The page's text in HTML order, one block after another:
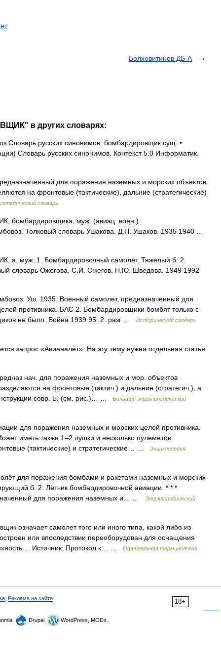
Болховитинов ДБ-А
в других словарях:
Словарь русских синонимов. бомбардировщик сущ. •
Словарь русских синонимов. Контекст 5.0 Информатик.
для поражения наземных и морских объектов
на фронтовые (тактические), дальние (стратегические)
словарь
муж. (авиац. воен.).
Толковый словарь Ушакова. Д.Н. Ушаков. 1935 1940 …
муж. 1. Бомбардировочный самолёт. Тяжёлый б. 2.
словарь Ожегова. С.И. Ожегов, Н.Ю. Шведова. 1949 1992
Уш. 1935. Военный самолет, предназначенный для
противника. БАС 2. Бомбардировщики бомбят только с
не было. Война 1939 95. 2. разг …
Исторический словарь
запрос «Авианалёт». На эту тему нужна отдельная статья
нач. для поражения наземных и мор. объектов
на фронтовые (тактич.) и дальние (стратегич.), а
совр. Б. (см. рис.)… …
Большой энциклопедический
для поражения наземных и морских целей противника.
иметь также 1–2 пушки и несколько пулемётов.
(тактические) и стратегические… …
Энциклопедия
для поражения бомбами и ракетами наземных и морских
б. 2. Лётчик бомбардировочной авиации. * * *
для поражения наземных и… …
Энциклопедический
означает самолет того или иного типа, какой либо из
или впоследствии переоборудован для оснащения
... Источник: Протокол к… …
Официальная терминология
18+
Реклама на сайте
Drupal, WordPress, MODx.